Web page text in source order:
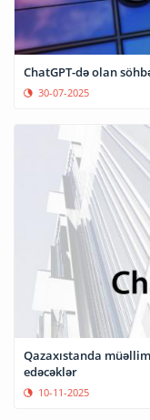
ChatGPT-də olan
30-07-2025
Qazaxıstanda
edəcəklər
10-11-2025